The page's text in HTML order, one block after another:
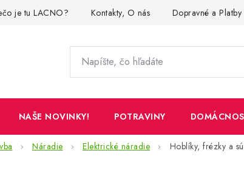
je tu LACNO? Kontakty, O nás Dopravné a Platby
NAŠE NOVINKY! POTRAVINY
Náradie Elektrické náradie Hoblíky, frézky a